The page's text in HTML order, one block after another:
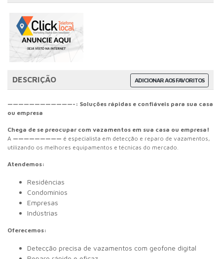
ADICIONAR AOS FAVORITOS
DESCRIÇÃO
————————————-: Soluções rápidas e confiáveis para sua casa
ou empresa
Chega de se preocupar com vazamentos em sua casa ou empresa!
A ————————— é especialista em detecção e reparo de vazamentos,
utilizando os melhores equipamentos e técnicas do mercado.
Atendemos:
Residências
Condomínios
Empresas
Indústrias
Oferecemos:
Detecção precisa de vazamentos com geofone digital